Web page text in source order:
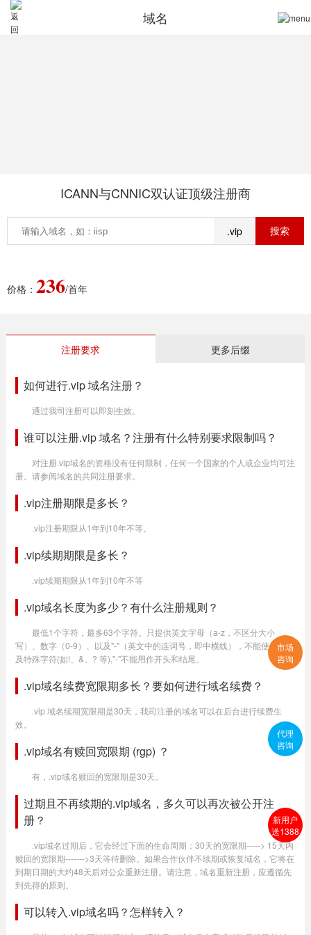
域名
ICANN与CNNIC双认证顶级注册商
.vip
价格： 236/首年
注册要求 更多后缀
如何进行.vip 域名注册？
通过我司注册可以即刻生效。
谁可以注册.vip 域名？注册有什么特别要求限制吗？
对注册.vip域名的资格没有任何限制，任何一个国家的个人或企业均可注
册。请参阅域名的共同注册要求。
.vip注册期限是多长？
.vip注册期限从1年到10年不等。
.vip续期期限是多长？
.vip续期期限从1年到10年不等
.vip域名长度为多少？有什么注册规则？
最低1个字符，最多63个字符。只提供英文字母（a-z，不区分大小
写）、数字（0-9）、以及"-"（英文中的连词号，即中横线），不能使用空格
及特殊字符(如!、&、? 等),"-"不能用作开头和结尾。
.vip域名续费宽限期多长？要如何进行域名续费？
.vip 域名续期宽限期是30天，我司注册的域名可以在后台进行续费生
效。
.vip域名有赎回宽限期 (rgp) ？
有，.vip域名赎回的宽限期是30天。
过期且不再续期的.vip域名，多久可以再次被公开注
册？
.vip域名过期后，它会经过下面的生命周期：30天的宽限期-----> 15天内
赎回的宽限期------->3天等待删除。如果合作伙伴不续期或恢复域名，它将在
到期日期的大约48天后对公众重新注册。请注意，域名重新注册，应遵循先
到先得的原则。
可以转入.vip域名吗？怎样转入？
市场
咨询
代理
咨询
新用户
送1388